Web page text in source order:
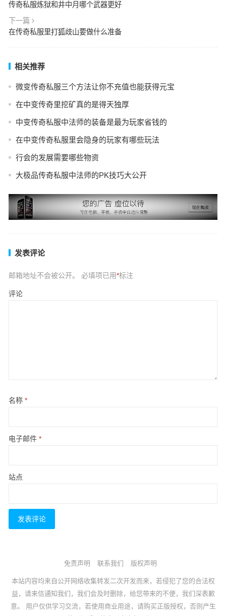
传奇私服炼狱和井中月哪个武器更好
下一篇
在传奇私服里打狐歧山要做什么准备
相关推荐
微变传奇私服三个方法让你不充值也能获得元宝
在中变传奇里挖矿真的是得天独厚
中变传奇私服中法师的装备是最为玩家省钱的
在中变传奇私服里会隐身的玩家有哪些玩法
行会的发展需要哪些物资
大极品传奇私服中法师的PK技巧大公开
发表评论
邮箱地址不会被公开。 必填项已用*标注
评论
名称 *
电子邮件 *
站点
免责声明 联系我们 版权声明
本站内容均来自公开网络收集转发二次开发而来，若侵犯了您的合法权
益，请来信通知我们，我们会及时删除，给您带来的不便，我们深表歉
意。 用户仅供学习交流，若使用商业用途，请购买正版授权，否则产生